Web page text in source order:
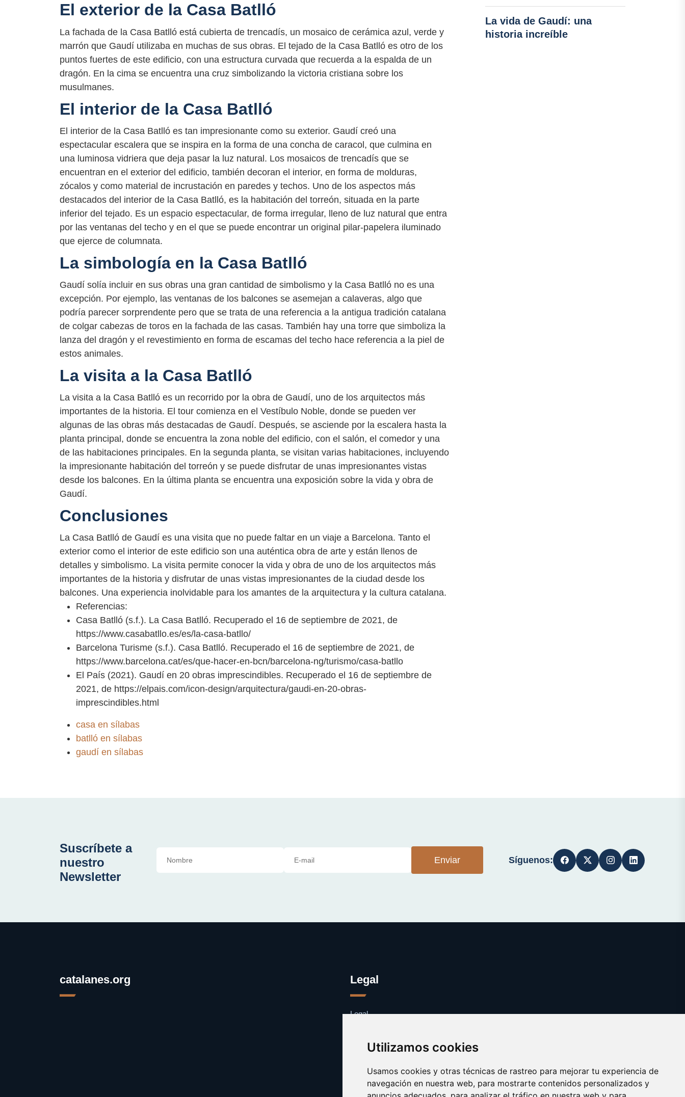
Utilizamos cookies
Usamos cookies y otras técnicas de rastreo para mejorar tu experiencia de
navegación en nuestra web, para mostrarte contenidos personalizados y
El exterior de la Casa Batlló
La fachada de la Casa Batlló está cubierta de trencadís, un mosaico de cerámica azul, verde y
marrón que Gaudí utilizaba en muchas de sus obras. El tejado de la Casa Batlló es otro de los
puntos fuertes de este edificio, con una estructura curvada que recuerda a la espalda de un
dragón. En la cima se encuentra una cruz simbolizando la victoria cristiana sobre los
musulmanes.
El interior de la Casa Batlló
El interior de la Casa Batlló es tan impresionante como su exterior. Gaudí creó una
espectacular escalera que se inspira en la forma de una concha de caracol, que culmina en
una luminosa vidriera que deja pasar la luz natural. Los mosaicos de trencadís que se
encuentran en el exterior del edificio, también decoran el interior, en forma de molduras,
zócalos y como material de incrustación en paredes y techos. Uno de los aspectos más
destacados del interior de la Casa Batlló, es la habitación del torreón, situada en la parte
inferior del tejado. Es un espacio espectacular, de forma irregular, lleno de luz natural que entra
por las ventanas del techo y en el que se puede encontrar un original pilar-papelera iluminado
que ejerce de columnata.
La simbología en la Casa Batlló
Gaudí solía incluir en sus obras una gran cantidad de simbolismo y la Casa Batlló no es una
excepción. Por ejemplo, las ventanas de los balcones se asemejan a calaveras, algo que
podría parecer sorprendente pero que se trata de una referencia a la antigua tradición catalana
de colgar cabezas de toros en la fachada de las casas. También hay una torre que simboliza la
lanza del dragón y el revestimiento en forma de escamas del techo hace referencia a la piel de
estos animales.
La visita a la Casa Batlló
La visita a la Casa Batlló es un recorrido por la obra de Gaudí, uno de los arquitectos más
importantes de la historia. El tour comienza en el Vestíbulo Noble, donde se pueden ver
algunas de las obras más destacadas de Gaudí. Después, se asciende por la escalera hasta la
planta principal, donde se encuentra la zona noble del edificio, con el salón, el comedor y una
de las habitaciones principales. En la segunda planta, se visitan varias habitaciones, incluyendo
la impresionante habitación del torreón y se puede disfrutar de unas impresionantes vistas
desde los balcones. En la última planta se encuentra una exposición sobre la vida y obra de
Gaudí.
Conclusiones
La Casa Batlló de Gaudí es una visita que no puede faltar en un viaje a Barcelona. Tanto el
exterior como el interior de este edificio son una auténtica obra de arte y están llenos de
detalles y simbolismo. La visita permite conocer la vida y obra de uno de los arquitectos más
importantes de la historia y disfrutar de unas vistas impresionantes de la ciudad desde los
balcones. Una experiencia inolvidable para los amantes de la arquitectura y la cultura catalana.
Referencias:
Casa Batlló (s.f.). La Casa Batlló. Recuperado el 16 de septiembre de 2021, de
https://www.casabatllo.es/es/la-casa-batllo/
Barcelona Turisme (s.f.). Casa Batlló. Recuperado el 16 de septiembre de 2021, de
https://www.barcelona.cat/es/que-hacer-en-bcn/barcelona-ng/turismo/casa-batllo
El País (2021). Gaudí en 20 obras imprescindibles. Recuperado el 16 de septiembre de
2021, de https://elpais.com/icon-design/arquitectura/gaudi-en-20-obras-
imprescindibles.html
casa en sílabas
batlló en sílabas
gaudí en sílabas
La vida de Gaudí: una
historia increíble
Suscríbete a
nuestro
Newsletter
Enviar Síguenos:
catalanes.org Legal
Legal
Contacto